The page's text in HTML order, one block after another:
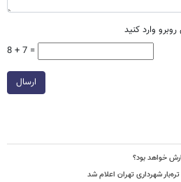
وارد کنید
8 + 7 =
ارسال
خواهد بود؟
شهرداری تهران اعلام شد